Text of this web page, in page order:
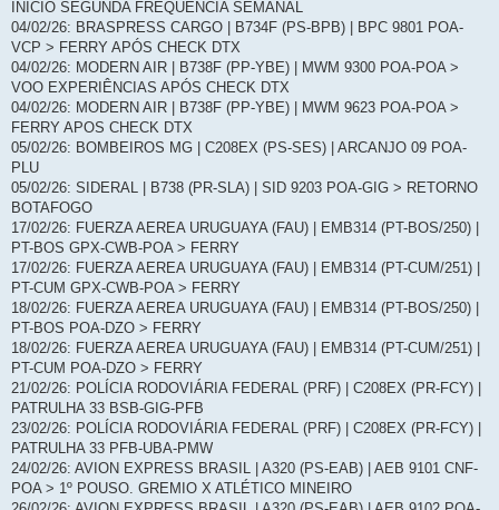
INÍCIO SEGUNDA FREQUENCIA SEMANAL
04/02/26: BRASPRESS CARGO | B734F (PS-BPB) | BPC 9801 POA-
VCP > FERRY APÓS CHECK DTX
04/02/26: MODERN AIR | B738F (PP-YBE) | MWM 9300 POA-POA >
VOO EXPERIÊNCIAS APÓS CHECK DTX
04/02/26: MODERN AIR | B738F (PP-YBE) | MWM 9623 POA-POA >
FERRY APOS CHECK DTX
05/02/26: BOMBEIROS MG | C208EX (PS-SES) | ARCANJO 09 POA-
PLU
05/02/26: SIDERAL | B738 (PR-SLA) | SID 9203 POA-GIG > RETORNO
BOTAFOGO
17/02/26: FUERZA AEREA URUGUAYA (FAU) | EMB314 (PT-BOS/250) |
PT-BOS GPX-CWB-POA > FERRY
17/02/26: FUERZA AEREA URUGUAYA (FAU) | EMB314 (PT-CUM/251) |
PT-CUM GPX-CWB-POA > FERRY
18/02/26: FUERZA AEREA URUGUAYA (FAU) | EMB314 (PT-BOS/250) |
PT-BOS POA-DZO > FERRY
18/02/26: FUERZA AEREA URUGUAYA (FAU) | EMB314 (PT-CUM/251) |
PT-CUM POA-DZO > FERRY
21/02/26: POLÍCIA RODOVIÁRIA FEDERAL (PRF) | C208EX (PR-FCY) |
PATRULHA 33 BSB-GIG-PFB
23/02/26: POLÍCIA RODOVIÁRIA FEDERAL (PRF) | C208EX (PR-FCY) |
PATRULHA 33 PFB-UBA-PMW
24/02/26: AVION EXPRESS BRASIL | A320 (PS-EAB) | AEB 9101 CNF-
POA > 1º POUSO. GREMIO X ATLÉTICO MINEIRO